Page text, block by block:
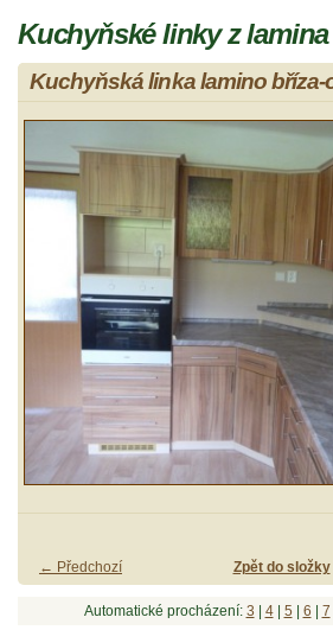
Kuchyňské linky z lamina
Kuchyňská linka lamino bříza-
← Předchozí Zpět do složky
Automatické procházení: 3 4| 5 6 7